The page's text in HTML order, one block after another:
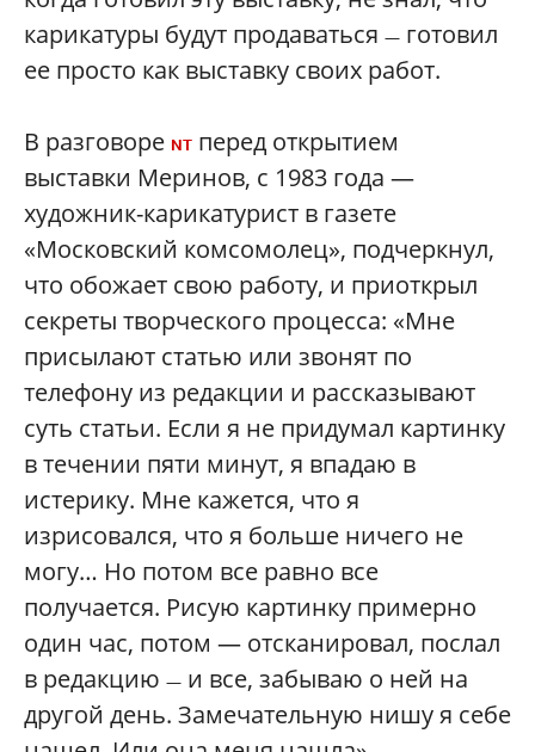
карикатуры будут продаваться — готовил
ее просто как выставку своих работ.
В разговоре NT перед открытием
выставки Меринов, с 1983 года —
художник-карикатурист в газете
«Московский комсомолец», подчеркнул,
что обожает свою работу, и приоткрыл
секреты творческого процесса: «Мне
присылают статью или звонят по
телефону из редакции и рассказывают
суть статьи. Если я не придумал картинку
в течении пяти минут, я впадаю в
истерику. Мне кажется, что я
изрисовался, что я больше ничего не
могу… Но потом все равно все
получается. Рисую картинку примерно
один час, потом — отсканировал, послал
в редакцию — и все, забываю о ней на
другой день. Замечательную нишу я себе